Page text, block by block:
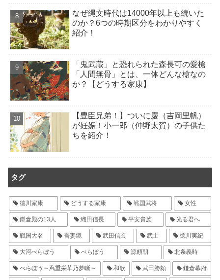
なぜ縄文時代は14000年以上も続いた
のか？6つの時期区分をわかりやすく
紹介！
「鬼武蔵」と恐れられた森長可の愛槍
「人間無骨」とは、一体どんな槍なの
か？【どうする家康】
【豊臣兄弟！】ついに慶（吉岡里帆）
が妊娠！小一郎（仲野太賀）の子供た
ちを紹介！
タグ
徳川家康 どうする家康 戦国武将 女性
鎌倉殿の13人 織田信長 平安貴族 光る君へ
戦国大名 吾妻鏡 武田信玄 武士 徳川実紀
大河べらぼう べらぼう 源頼朝 北条義時
べらぼう～蔦重栄華乃夢噺～ 和歌 武田勝頼 鎌倉幕府